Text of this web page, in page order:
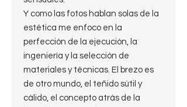
Y como las fotos hablan solas de la
estética me enfoco en la
perfección de la ejecución, la
ingeniería y la selección de
materiales y técnicas. El brezo es
de otro mundo, el teñido sútil y
cálido, el concepto atrás de la